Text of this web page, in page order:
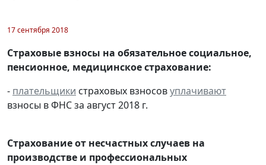
17 сентября 2018
Страховые взносы на обязательное социальное,
пенсионное, медицинское страхование:
- плательщики страховых взносовуплачивают
взносы в ФНС за август 2018 г.
Страхование от несчастных случаев на
производстве и профессиональных